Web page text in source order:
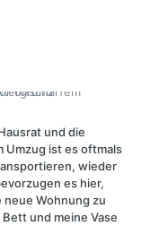
und die
Umzug ist es oftmals
wieder
es hier,
Wohnung zu
und meine Vase